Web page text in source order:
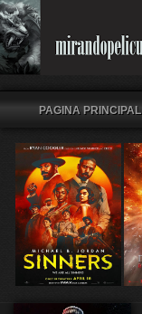
PAGINA PRINCIPAL